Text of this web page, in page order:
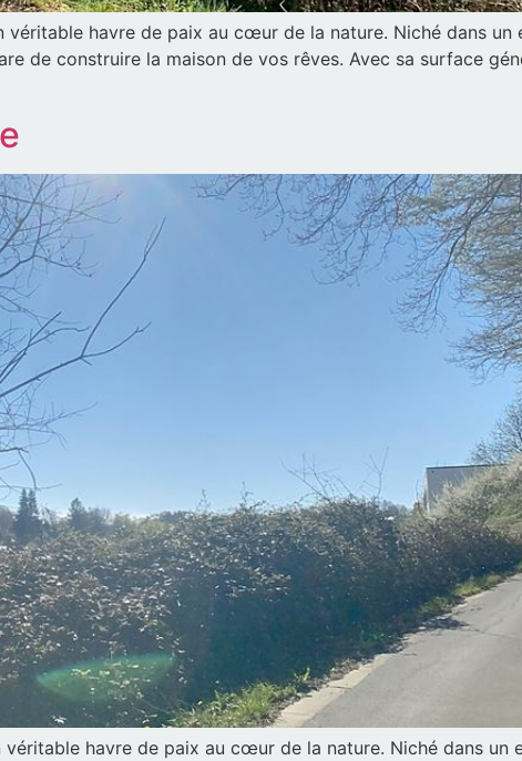
havre de paix au cœur de la nature. Niché dans un
de construire la maison de vos rêves. Avec sa surface
havre de paix au cœur de la nature. Niché dans un